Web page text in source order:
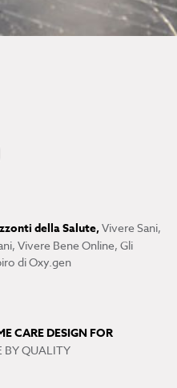
della Salute,Vivere Sani,
Vivere Bene Online, Gli
di Oxy.gen
CARE DESIGN FOR
BY QUALITY